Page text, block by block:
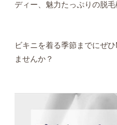
ディー、魅力たっぷりの脱毛
ビキニを着る季節までにぜ
ませんか？